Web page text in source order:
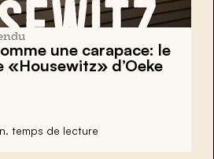
une carapace: le
d’Oeke
temps de lecture